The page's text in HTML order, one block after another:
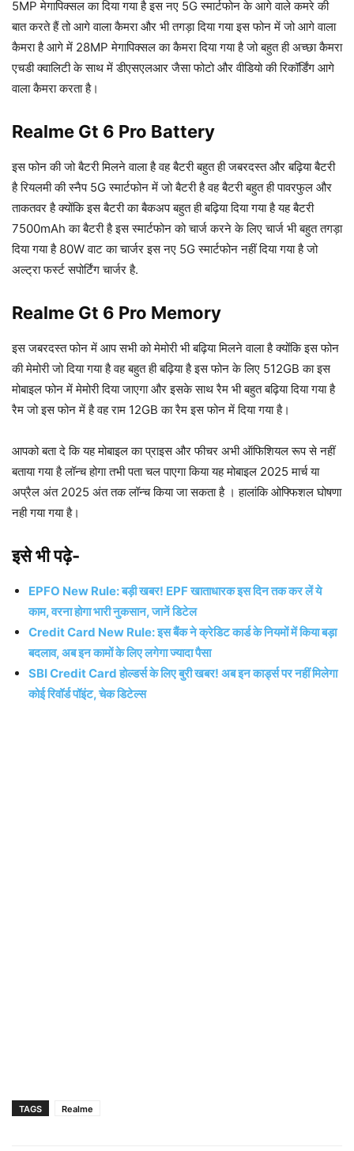
5MP मेगापिक्सल का दिया गया है इस नए 5G स्मार्टफोन के आगे वाले कमरे की
बात करते हैं तो आगे वाला कैमरा और भी तगड़ा दिया गया इस फोन में जो आगे वाला
कैमरा है आगे में 28MP मेगापिक्सल का कैमरा दिया गया है जो बहुत ही अच्छा कैमरा
एचडी क्वालिटी के साथ में डीएसएलआर जैसा फोटो और वीडियो की रिकॉर्डिंग आगे
वाला कैमरा करता है।
Realme Gt 6 Pro Battery
इस फोन की जो बैटरी मिलने वाला है वह बैटरी बहुत ही जबरदस्त और बढ़िया बैटरी
है रियलमी की स्नैप 5G स्मार्टफोन में जो बैटरी है वह बैटरी बहुत ही पावरफुल और
ताकतवर है क्योंकि इस बैटरी का बैकअप बहुत ही बढ़िया दिया गया है यह बैटरी
7500mAh का बैटरी है इस स्मार्टफोन को चार्ज करने के लिए चार्ज भी बहुत तगड़ा
दिया गया है 80W वाट का चार्जर इस नए 5G स्मार्टफोन नहीं दिया गया है जो
अल्ट्रा फर्स्ट सपोर्टिंग चार्जर है.
Realme Gt 6 Pro Memory
इस जबरदस्त फोन में आप सभी को मेमोरी भी बढ़िया मिलने वाला है क्योंकि इस फोन
की मेमोरी जो दिया गया है वह बहुत ही बढ़िया है इस फोन के लिए 512GB का इस
मोबाइल फोन में मेमोरी दिया जाएगा और इसके साथ रैम भी बहुत बढ़िया दिया गया है
रैम जो इस फोन में है वह राम 12GB का रैम इस फोन में दिया गया है।
आपको बता दे कि यह मोबाइल का प्राइस और फीचर अभी ऑफिशियल रूप से नहीं
बताया गया है लॉन्च होगा तभी पता चल पाएगा किया यह मोबाइल 2025 मार्च या
अप्रैल अंत 2025 अंत तक लॉन्च किया जा सकता है । हालांकि ओफ्फिशल घोषणा
नही गया गया है।
इसे भी पढ़े-
EPFO New Rule: बड़ी खबर! EPF खाताधारक इस दिन तक कर लें ये
काम, वरना होगा भारी नुकसान, जानें डिटेल
Credit Card New Rule: इस बैंक ने क्रेडिट कार्ड के नियमों में किया बड़ा
बदलाव, अब इन कामों के लिए लगेगा ज्यादा पैसा
SBI Credit Card होल्डर्स के लिए बुरी खबर! अब इन कार्ड्स पर नहीं मिलेगा
कोई रिवॉर्ड पॉइंट, चेक डिटेल्स
TAGS Realme